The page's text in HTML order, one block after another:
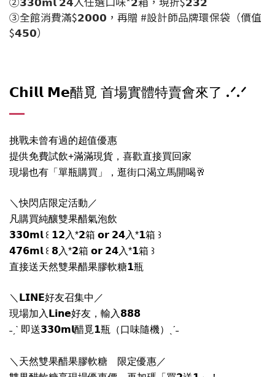
③全館消費滿$𝟮𝟬𝟬𝟬，再贈 #設計師品牌環保袋（價值
$𝟰𝟱𝟬）
𝗖𝗵𝗶𝗹𝗹 𝗠𝗲醋覓 首場實體特賣會來了 .ᐟ.ᐟ
挑戰未曾有過的超值優惠
提供免費試飲+滿滿現貨，喜歡直接買回家
現場也有「單瓶購買」，逛街口渴立馬開喝🥂
＼快閃店限定活動／
凡購買純釀雙果醋氣泡飲
𝟯𝟯𝟬𝗺𝗹 ꒰ 𝟭𝟮入*𝟮箱 𝗼𝗿 𝟮𝟰入*𝟭箱 ꒱
𝟰𝟳𝟲𝗺𝗹 ꒰ 𝟴入*𝟮箱 𝗼𝗿 𝟮𝟰入*𝟭箱 ꒱
直接送天然雙果醋果膠軟糖𝟭瓶
＼𝗟𝗜𝗡𝗘好友召集中／
現場加入𝗟𝗶𝗻𝗲好友，輸入𝟴𝟴𝟴
˗ˏˋ 即送𝟯𝟯𝟬𝗺𝗹醋覓𝟭瓶（口味隨機）ˎˊ˗
＼天然雙果醋果膠軟糖 限定優惠／